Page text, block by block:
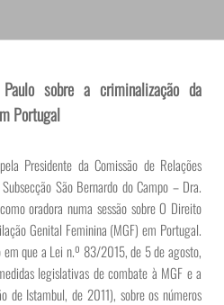
sobre a criminalização da
Portugal
Presidente da Comissão de Relações
São Bernardo do Campo – Dra.
oradora numa sessão sobre O Direito
Genital Feminina (MGF) em Portugal.
que a Lei n.º 83/2015, de 5 de agosto,
legislativas de combate à MGF e a
de Istambul, de 2011), sobre os números